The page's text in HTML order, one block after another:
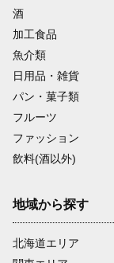
酒
加工食品
魚介類
日用品・雑貨
パン・菓子類
フルーツ
ファッション
飲料(酒以外)
地域から探す
北海道エリア